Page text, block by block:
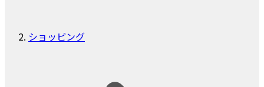
ショッピング